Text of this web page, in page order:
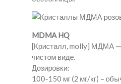
MDMA HQ
[Кристалл, molly] МДМА —
чистом виде.
Дозировки:
100-150 мг (2 мг/кг) –